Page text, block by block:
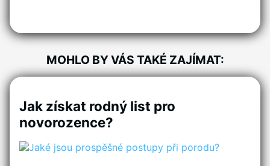
MOHLO BY VÁS TAKÉ ZAJÍMAT:
Jak získat rodný list pro
novorozence?